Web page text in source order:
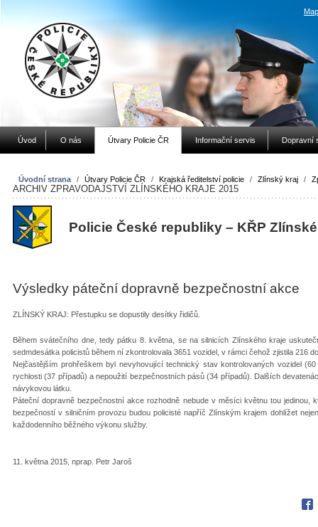
Úvod O nás Útvary Policie ČR Informační servis Dopravní
Úvodní strana / Útvary Policie ČR / Krajská ředitelství policie / Zlínský kraj /
ARCHIV ZPRAVODAJSTVÍ ZLÍNSKÉHO KRAJE 2015
Policie České republiky – KŘP
Výsledky páteční dopravně bezpečnostní akce
ZLÍNSKÝ KRAJ: Přestupku se dopustily desítky řidičů.
Během svátečního dne, tedy pátku 8. května, se na silnicích Zlínského kraje
sedmdesátka policistů během ní zkontrolovala 3651 vozidel, v rámci čehož zjistila 216
Nejčastějším prohřeškem byl nevyhovující technický stav kontrolovaných vozidel
rychlosti (37 případů) a nepoužití bezpečnostních pásů (34 případů). Dalších
návykovou látku.
Páteční dopravně bezpečnostní akce rozhodně nebude v měsíci květnu tou jedinou,
bezpečností v silničním provozu budou policisté napříč Zlínským krajem dohlížet
každodenního běžného výkonu služby.
11. května 2015, nprap. Petr Jaroš